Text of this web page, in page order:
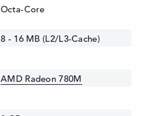
Octa-Core
8 - 16 MB (L2/L3-Cache)
AMD Radeon 780M